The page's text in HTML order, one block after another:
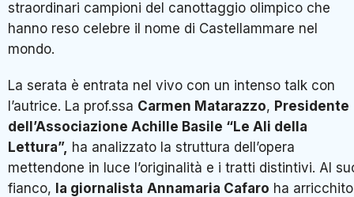
straordinari campioni del canottaggio olimpico che
hanno reso celebre il nome di Castellammare nel
mondo.
La serata è entrata nel vivo con un intenso talk con
l’autrice. La prof.ssa Carmen Matarazzo, Presidente
dell’Associazione Achille Basile “Le Ali della
Lettura”, ha analizzato la struttura dell’opera
mettendone in luce l’originalità e i tratti distintivi. Al
fianco, la giornalista Annamaria Cafaro ha